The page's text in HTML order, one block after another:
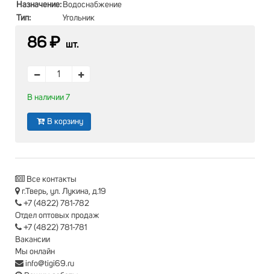
Назначение: Водоснабжение
Тип:
Угольник
86 ₽ шт.
В наличии 7
В корзину
Все контакты
г.Тверь, ул. Лукина, д.19
+7 (4822) 781-782
Отдел оптовых продаж
+7 (4822) 781-781
Вакансии
Мы онлайн
info@tigi69.ru